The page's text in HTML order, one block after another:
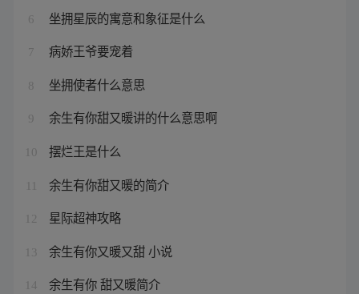
6 坐拥星辰的寓意和象征是什么
7 病娇王爷要宠着
8 坐拥使者什么意思
9 余生有你甜又暖讲的什么意思啊
10 摆烂王是什么
余生有你甜又暖的简介
12 星际超神攻略
13 余生有你又暖又甜 小说
14 余生有你 甜又暖简介